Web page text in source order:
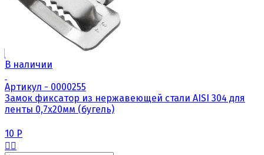
В наличии
Артикул - 0000255
Замок фиксатор из нержавеющей стали AISI 304 для
ленты 0,7х20мм (бугель)
10 Р